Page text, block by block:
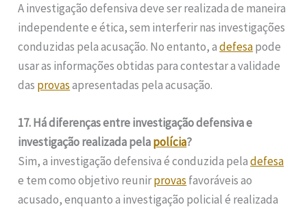
A investigação defensiva deve ser realizada de maneira
independente e ética, sem interferir nas investigações
conduzidas pela acusação. No entanto, adefesapode
usar as informações obtidas para contestar a validade
das provasapresentadas pela acusação.
17. Há diferenças entre investigação defensiva e
investigação realizada pelapolícia?
Sim, a investigação defensiva é conduzida peladefesa
e tem como objetivo reunirprovas favoráveis ao
acusado, enquanto a investigação policial é realizada